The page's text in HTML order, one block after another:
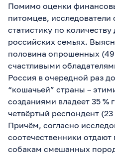
Помимо оценки
питомцев,
статистику по
российских семьях.
половина опрошенных (49
счастливыми
Россия в очередной раз
“кошачьей” страны –
созданиями владеет 35
четвёртый респондент
Причём, согласно
соотечественники
собакам смешанных